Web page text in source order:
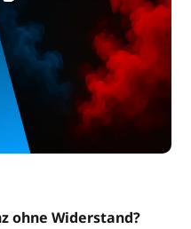
ohne Widerstand?